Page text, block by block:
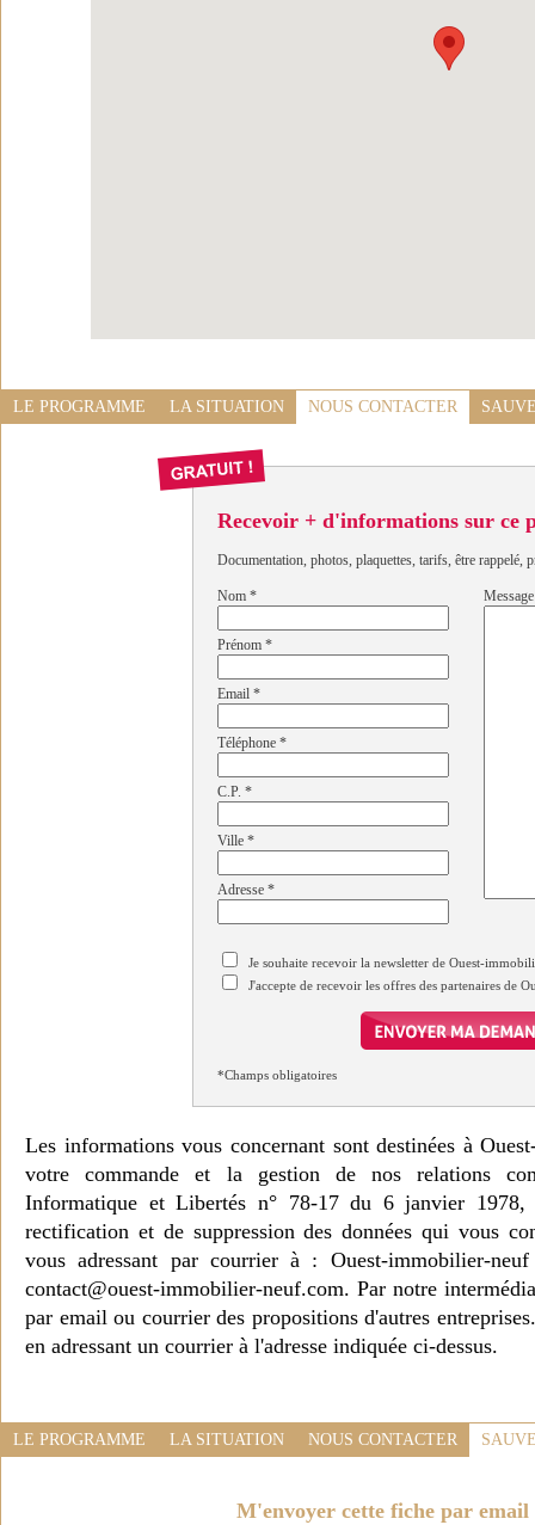
LE PROGRAMME LA SITUATION NOUS CONTACTER
Recevoir + d'informations sur ce
Documentation, photos, plaquettes, tarifs, être rappelé,
Nom *
Prénom *
Email *
Téléphone *
C.P. *
Ville *
Adresse *
Message
Je souhaite recevoir la newsletter de Ouest-
J'accepte de recevoir les offres des partenaires de
*Champs obligatoires
Les informations vous concernant sont destinées à
votre commande et la gestion de nos relations
Informatique et Libertés n° 78-17 du 6 janvier 1978,
rectification et de suppression des données qui vous
vous adressant par courrier à : Ouest-immobilier-
contact@ouest-immobilier-neuf.com. Par notre
par email ou courrier des propositions d'autres
en adressant un courrier à l'adresse indiquée ci-dessus.
LE PROGRAMME LA SITUATION NOUS CONTACTER
M'envoyer cette fiche par email